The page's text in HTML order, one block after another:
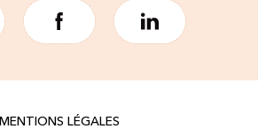
MENTIONS LÉGALES